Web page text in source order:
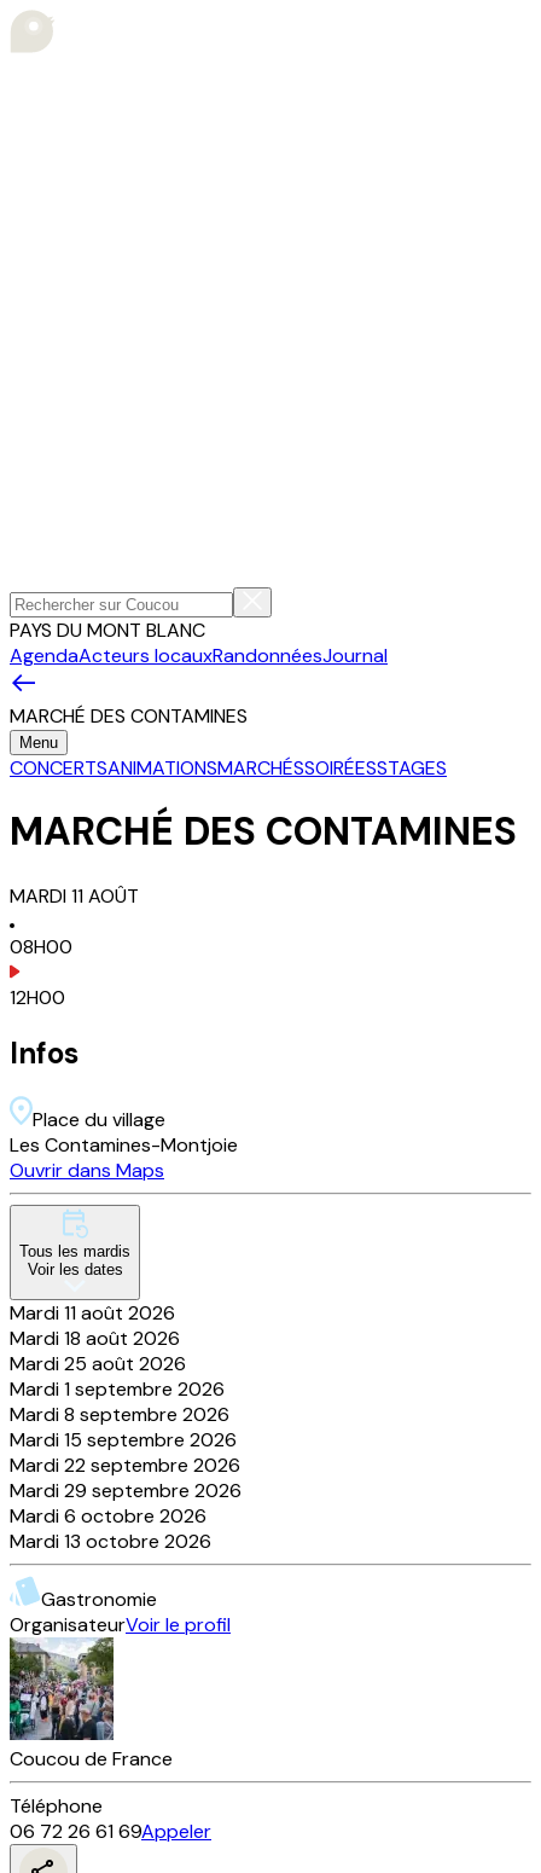
PAYS DU MONT BLANC
AgendaActeurs locauxRandonnéesJournal
MARCHÉ DES CONTAMINES
Menu
CONCERTSANIMATIONSMARCHÉSSOIRÉESSTAGES
MARCHÉ DES CONTAMINES
MARDI11AOÛT
08H00
12H00
Infos
Place du village
Les Contamines-Montjoie
Ouvrir dans Maps
Tous les mardis
Voir les dates
Mardi 11 août 2026
Mardi 18 août 2026
Mardi 25 août 2026
Mardi 1 septembre 2026
Mardi 8 septembre 2026
Mardi 15 septembre 2026
Mardi 22 septembre 2026
Mardi 29 septembre 2026
Mardi 6 octobre 2026
Mardi 13 octobre 2026
Gastronomie
OrganisateurVoir le profil
Coucou de France
Téléphone
06 72 26 61 69Appeler